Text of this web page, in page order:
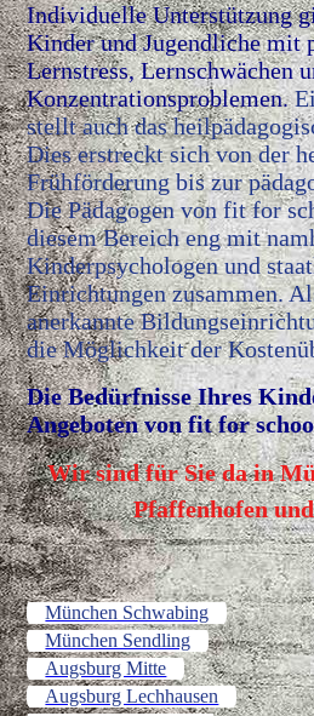
Individuelle Unterstützung
Kinder und Jugendliche mit
Lernstress, Lernschwächen
Konzentrationsproblemen.
stellt auch das
Dies erstreckt sich von der
Frühförderung bis zur
Die Pädagogen von fit for
diesem Bereich eng mit
Kinderpsychologen und
Einrichtungen zusammen.
anerkannte
die Möglichkeit der
Die Bedürfnisse Ihres
Angeboten von fit for
Wir sind für Sie da in
Pfaffenhofen
München Schwabing
München Sendling
Augsburg Mitte
Augsburg Lechhausen